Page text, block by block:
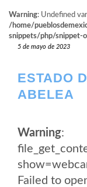
Warning: Undefined
/home/
snippets/php/snippet-
5 de mayo de 2023
ESTADO
ABELEA
Warning:
Failed to